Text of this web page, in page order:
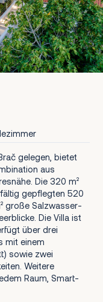
gelegen, bietet
aus
Die 320 m²
gepflegten 520
große Salzwasser-
Die Villa ist
über drei
mit einem
sowie zwei
Weitere
Raum, Smart-